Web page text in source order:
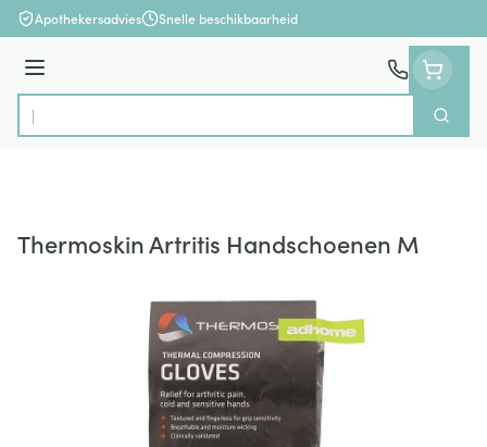
Ga naar de inhoud
Apothekersadvies Snelle beschikbaarheid
Menu
Product, merk, categorie...
Zoek
Thermoskin Artritis Handschoenen M